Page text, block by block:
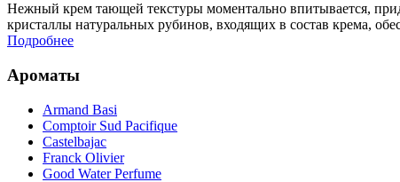
Нежный крем тающей текстуры моментально впитывается,
кристаллы натуральных рубинов, входящих в состав крема,
Подробнее
Ароматы
Armand Basi
Comptoir Sud Pacifique
Castelbajac
Franck Olivier
Good Water Perfume